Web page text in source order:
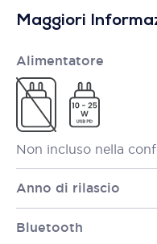
Maggiori
Alimentatore
Non incluso nella
Anno di rilascio
Bluetooth